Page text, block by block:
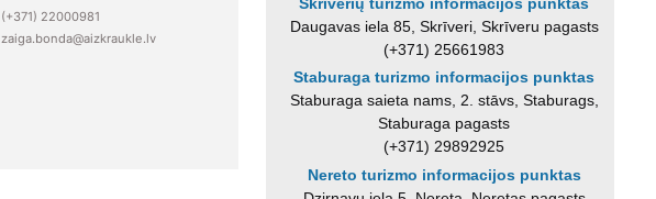
(+371) 22000981
zaiga.bonda@aizkraukle.lv
Daugavas iela 85, Skrīveri, Skrīveru pagasts
(+371) 25661983
Staburaga turizmo informacijos punktas
Staburaga saieta nams, 2. stāvs, Staburags,
Staburaga pagasts
(+371) 29892925
Nereto turizmo informacijos punktas